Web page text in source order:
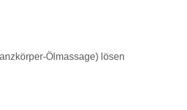
Ölmassage) lösen